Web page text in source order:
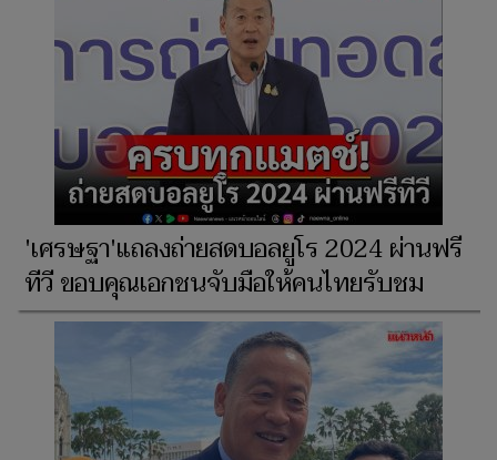
'เศรษฐา'แถลงถ่ายสดบอลยูโร 2024 ผ่านฟรี
ทีวี ขอบคุณเอกชนจับมือให้คนไทยรับชม